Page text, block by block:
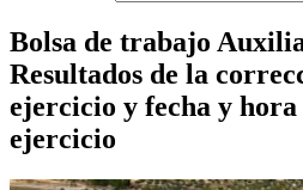
Bolsa de trabajo
Resultados de la
ejercicio y fecha y hora
ejercicio